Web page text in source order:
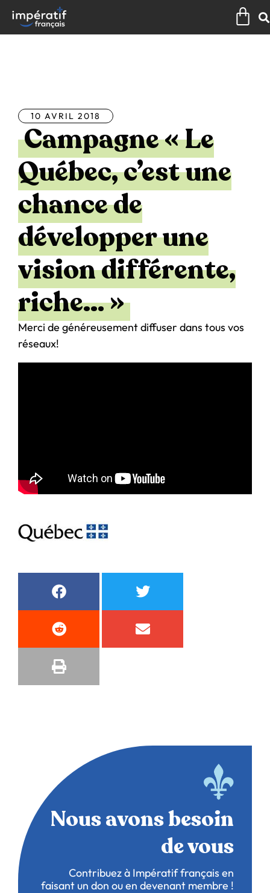
contenu
10 AVRIL 2018
Campagne « Le
Québec, c’est une
chance de
développer une
vision différente,
riche… »
Merci de généreusement diffuser dans tous vos
réseaux!
Nous avons besoin
de vous
Contribuez à Impératif français en
faisant un don ou en devenant membre !